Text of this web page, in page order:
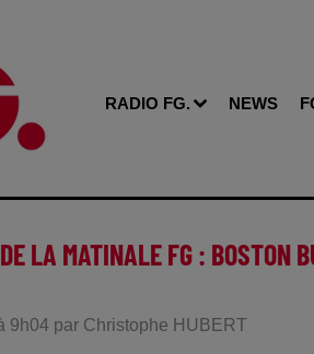
RADIO FG. NEWS
LA MATINALE FG : BOSTON
9h04 par Christophe HUBERT